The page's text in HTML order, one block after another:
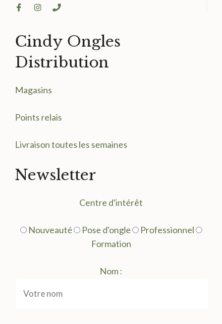
Cindy Ongles
Distribution
Magasins
Points relais
Livraison toutes les semaines
Newsletter
Centre d'intérêt
Nouveauté Pose d'ongle
Professionnel
Formation
Nom :